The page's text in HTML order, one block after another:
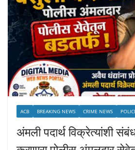
ACB BREAKING NEWS CRIME NEWS
अंमली पदार्थ विक्रेत्यांशी